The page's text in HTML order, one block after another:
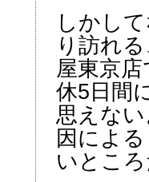
しかし
り訪れ
屋東京
休5日間
思えな
因によ
いとこ